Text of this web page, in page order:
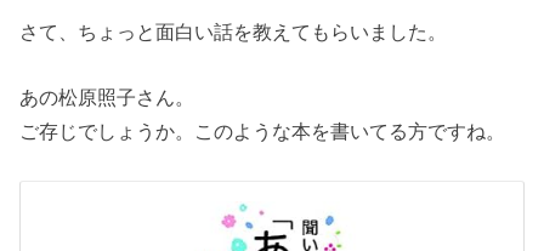
さて、ちょっと面白い話を教えてもらいました。
あの松原照子さん。
ご存じでしょうか。このような本を書いてる方ですね。